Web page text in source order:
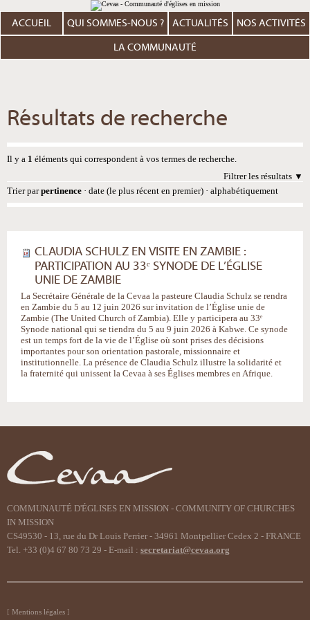
au
contenu.
Aller
personnels
ACCUEIL QUI SOMMES-NOUS ? ACTUALITÉS NOS ACTIVITÉS
LA COMMUNAUTÉ
Résultats de recherche
Il y a 1 éléments qui correspondent à vos termes de recherche.
Filtrer les résultats
Trier par pertinence · date (le plus récent en premier) · alphabétiquement
CLAUDIA SCHULZ EN VISITE EN ZAMBIE :
PARTICIPATION AU 33ᵉ SYNODE DE L’ÉGLISE
UNIE DE ZAMBIE
La Secrétaire Générale de la Cevaa la pasteure Claudia Schulz se rendra
en Zambie du 5 au 12 juin 2026 sur invitation de l’Église unie de
Zambie (The United Church of Zambia). Elle y participera au 33ᵉ
Synode national qui se tiendra du 5 au 9 juin 2026 à Kabwe. Ce synode
est un temps fort de la vie de l’Église où sont prises des décisions
importantes pour son orientation pastorale, missionnaire et
institutionnelle. La présence de Claudia Schulz illustre la solidarité et
la fraternité qui unissent la Cevaa à ses Églises membres en Afrique.
COMMUNAUTÉ D'ÉGLISES EN MISSION - COMMUNITY OF CHURCHES
IN MISSION
CS49530 - 13, rue du Dr Louis Perrier - 34961 Montpellier Cedex 2 - FRANCE
Tel. +33 (0)4 67 80 73 29 - E-mail : secretariat@cevaa.org
Mentions légales